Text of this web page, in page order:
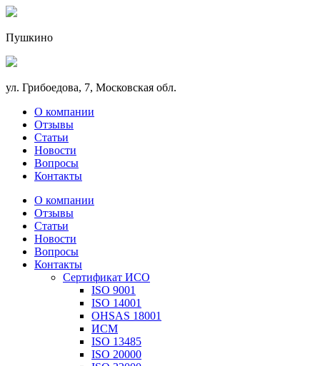
Пушкино
ул. Грибоедова, 7, Московская обл.
О компании
Отзывы
Статьи
Новости
Вопросы
Контакты
О компании
Отзывы
Статьи
Новости
Вопросы
Контакты
Сертификат ИСО
ISO 9001
ISO 14001
OHSAS 18001
ИСМ
ISO 13485
ISO 20000